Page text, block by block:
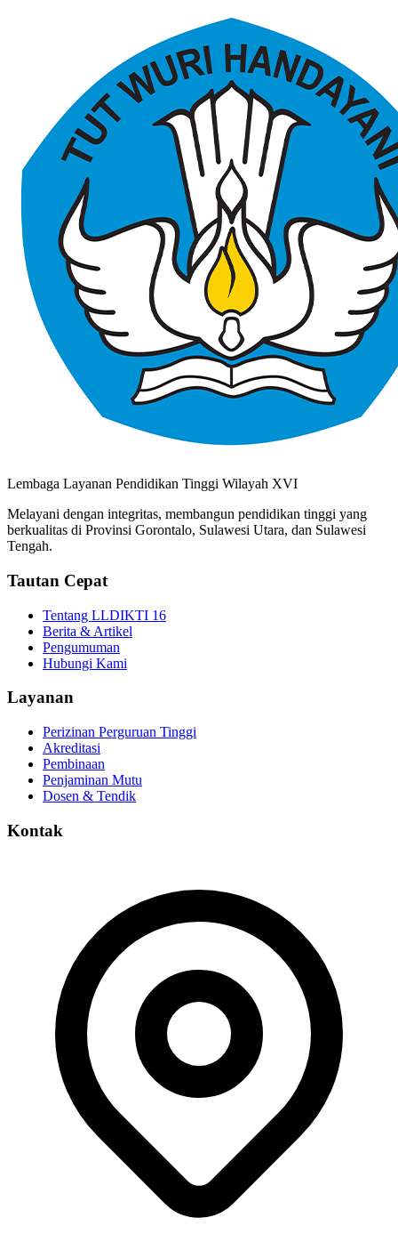
Lembaga Layanan Pendidikan Tinggi Wilayah XVI
Melayani dengan integritas, membangun pendidikan tinggi yang
berkualitas di Provinsi Gorontalo, Sulawesi Utara, dan Sulawesi
Tengah.
Tautan Cepat
Tentang LLDIKTI 16
Berita & Artikel
Pengumuman
Hubungi Kami
Layanan
Perizinan Perguruan Tinggi
Akreditasi
Pembinaan
Penjaminan Mutu
Dosen & Tendik
Kontak